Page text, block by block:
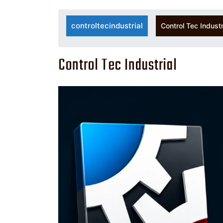
controltecindustrial Control Tec
Control Tec Industrial